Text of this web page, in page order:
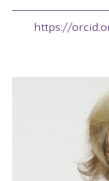
https://